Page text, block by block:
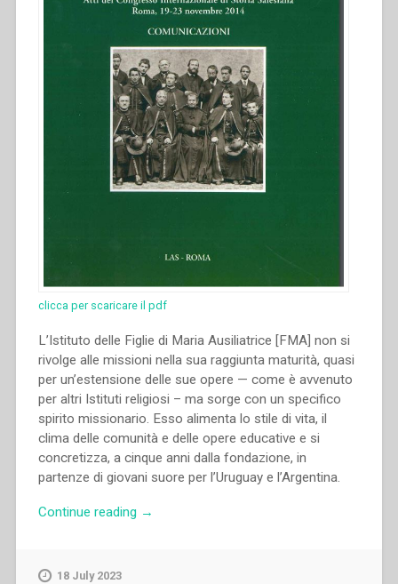
clicca per scaricare il pdf
L’Istituto delle Figlie di Maria Ausiliatrice [FMA] non si
rivolge alle missioni nella sua raggiunta maturità, quasi
per un’estensione delle sue opere — come è avvenuto
per altri Istituti religiosi – ma sorge con un specifico
spirito missionario. Esso alimenta lo stile di vita, il
clima delle comunità e delle opere educative e si
concretizza, a cinque anni dalla fondazione, in
partenze di giovani suore per l’Uruguay e l’Argentina.
Continue reading “Piera
→
18 July 2023